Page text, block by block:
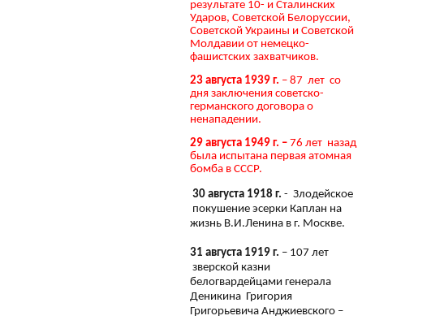
результате 10- и Сталинских
Ударов, Советской Белоруссии,
Советской Украины и Советской
Молдавии от немецко-
фашистских захватчиков.
23 августа 1939 г. – 87 лет со
дня заключения советско-
германского договора о
ненападении.
29 августа 1949 г. – 76 лет назад
была испытана первая атомная
бомба в СССР.
30 августа 1918 г. - Злодейское
покушение эсерки Каплан на
жизнь В.И.Ленина в г. Москве.
31 августа 1919 г. – 107 лет
зверской казни
белогвардейцами генерала
Деникина Григория
Григорьевича Анджиевского –